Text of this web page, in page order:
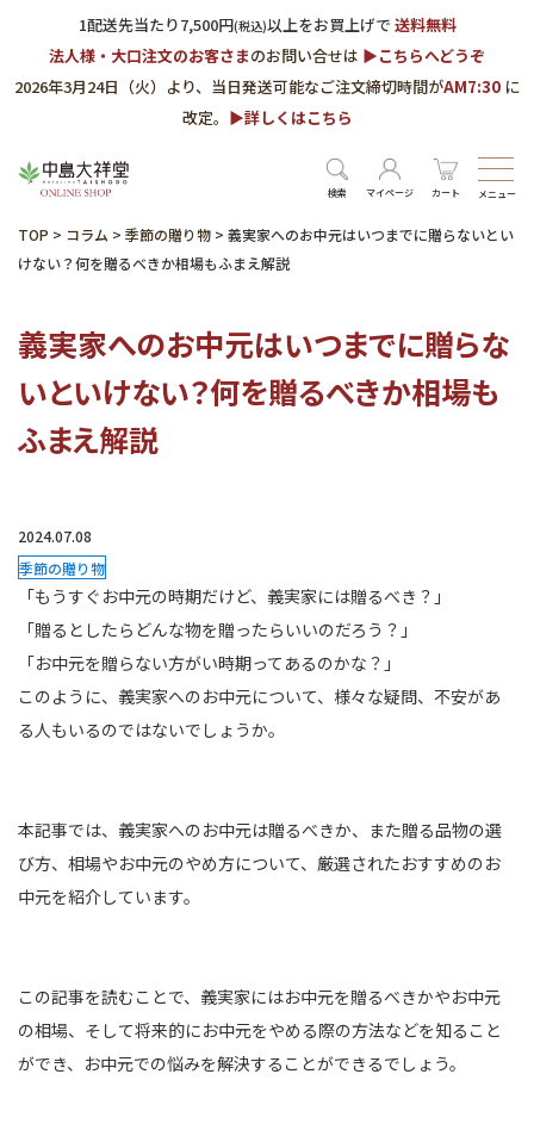
1配送先当たり7,500円(税込)以上をお買上げで 送料無料
法人様・大口注文のお客さまのお問い合せは ▶︎こちらへどうぞ
2026年3月24日（火）より、当日発送可能なご注文締切時間がAM7:30 に
改定。 ▶︎詳しくはこちら
検索 マイページ カート メニュー
TOP > コラム > 季節の贈り物 > 義実家へのお中元はいつまでに贈らないとい
けない？何を贈るべきか相場もふまえ解説
義実家へのお中元はいつまでに贈らな
いといけない？何を贈るべきか相場も
ふまえ解説
2024.07.08
季節の贈り物
「もうすぐお中元の時期だけど、義実家には贈るべき？」
「贈るとしたらどんな物を贈ったらいいのだろう？」
「お中元を贈らない方がい時期ってあるのかな？」
このように、義実家へのお中元について、様々な疑問、不安があ
る人もいるのではないでしょうか。
本記事では、義実家へのお中元は贈るべきか、また贈る品物の選
び方、相場やお中元のやめ方について、厳選されたおすすめのお
中元を紹介しています。
この記事を読むことで、義実家にはお中元を贈るべきかやお中元
の相場、そして将来的にお中元をやめる際の方法などを知ること
ができ、お中元での悩みを解決することができるでしょう。